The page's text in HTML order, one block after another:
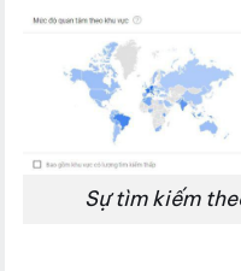
Sự tìm kiếm